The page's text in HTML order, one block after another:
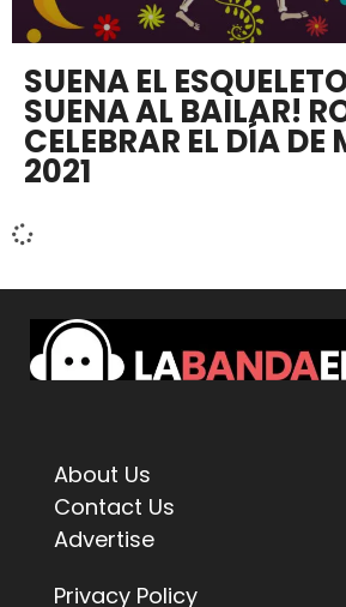
SUENA EL
SUENA AL BAILAR!
CELEBRAR EL DÍA DE
2021
About Us
Contact Us
Advertise
Privacy Policy